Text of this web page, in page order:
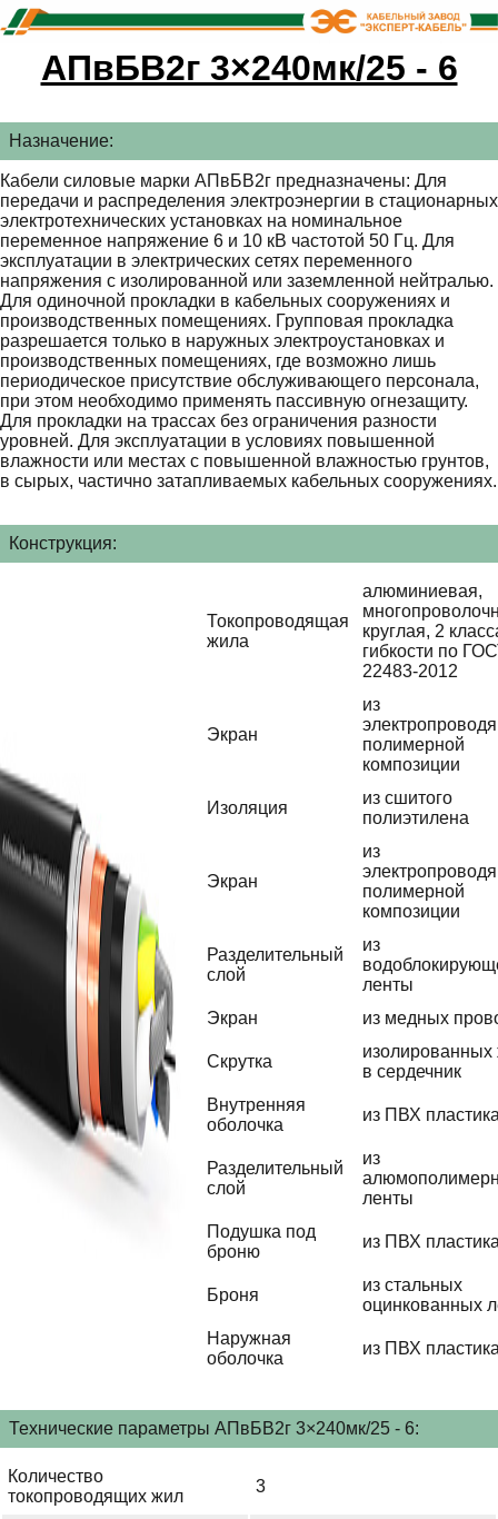
АПвБВ2г 3×240мк/25 - 6
Назначение:
Кабели силовые марки АПвБВ2г предназначены: Для
передачи и распределения электроэнергии в стационарных
электротехнических установках на номинальное
переменное напряжение 6 и 10 кВ частотой 50 Гц. Для
эксплуатации в электрических сетях переменного
напряжения с изолированной или заземленной нейтралью.
Для одиночной прокладки в кабельных сооружениях и
производственных помещениях. Групповая прокладка
разрешается только в наружных электроустановках и
производственных помещениях, где возможно лишь
периодическое присутствие обслуживающего персонала,
при этом необходимо применять пассивную огнезащиту.
Для прокладки на трассах без ограничения разности
уровней. Для эксплуатации в условиях повышенной
влажности или местах с повышенной влажностью грунтов,
в сырых, частично затапливаемых кабельных сооружениях.
Конструкция:
Токопроводящая
жила
алюминиевая,
круглая, 2
гибкости по
22483-2012
Экран
из
полимерной
композиции
Изоляция
из сшитого
полиэтилена
Экран
из
полимерной
композиции
Разделительный
слой
из
ленты
Экран
из медных
Скрутка
изолированных
в сердечник
Внутренняя
оболочка
из ПВХ
Разделительный
слой
из
ленты
Подушка под
броню
из ПВХ
Броня
из стальных
оцинкованных
Наружная
оболочка
из ПВХ
Технические параметры АПвБВ2г 3×240мк/25 - 6:
Количество
токопроводящих жил
3